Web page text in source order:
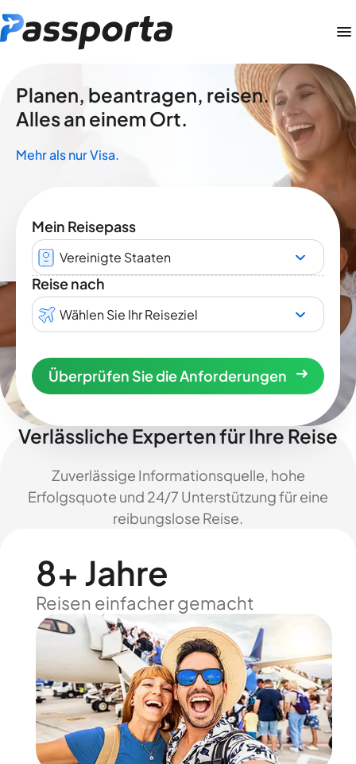
Planen, beantragen, reisen.
Alles an einem Ort.
Mehr als nur Visa.
Mein Reisepass
Vereinigte Staaten
Reise nach
Wählen Sie Ihr Reiseziel
Überprüfen Sie die Anforderungen
Verlässliche Experten für Ihre Reise
Zuverlässige Informationsquelle, hohe
Erfolgsquote und 24/7 Unterstützung für eine
reibungslose Reise.
8+ Jahre
Reisen einfacher gemacht